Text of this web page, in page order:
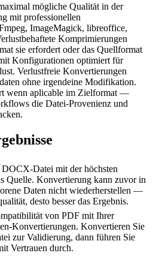
mögliche Qualität in der
mit professionellen
ImageMagick, libreoffice,
Komprimierungen
sie erfordert oder das Quellformat
Konfigurationen optimiert für
Verlustfreie Konvertierungen
ohne irgendeine Modifikation.
wenn aplicable im Zielformat —
die Datei-Provenienz und
Datei mit der höchsten
Quelle. Konvertierung kann zuvor in
Daten nicht wiederherstellen —
desto besser das Ergebnis.
von PDF mit Ihrer
Konvertierungen. Konvertieren Sie
zur Validierung, dann führen Sie
Vertrauen durch.